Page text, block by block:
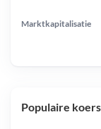
Marktkapitalisatie
Populaire